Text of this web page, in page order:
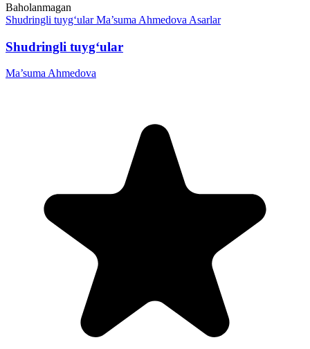
Baholanmagan
Shudringli tuyg‘ular Ma’suma Ahmedova Asarlar
Shudringli tuyg‘ular
Ma’suma Ahmedova